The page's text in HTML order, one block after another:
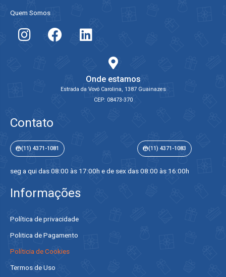
Quem Somos
Onde estamos
Estrada da Vovó Carolina, 1387 Guainazes
CEP: 08473-370
Contato
(11) 4371-1081 (11) 4371-1083
seg a qui das 08:00 às 17:00h e de sex das 08:00 às 16:00h
Informações
Política de privacidade
Politica de Pagamento
Políticia de Cookies
Termos de Uso